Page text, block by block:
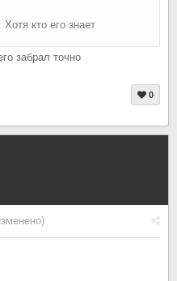
кто его знает
забрал точно
0